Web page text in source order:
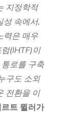
지정학적
성 속에서,
력은 매우
(IHTF)이
로를 구축
구도 소외
전환을 이
트 뮐러가